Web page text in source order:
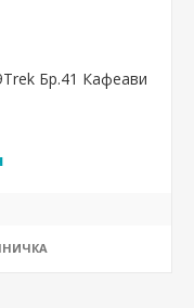
Бр.41 Кафеави